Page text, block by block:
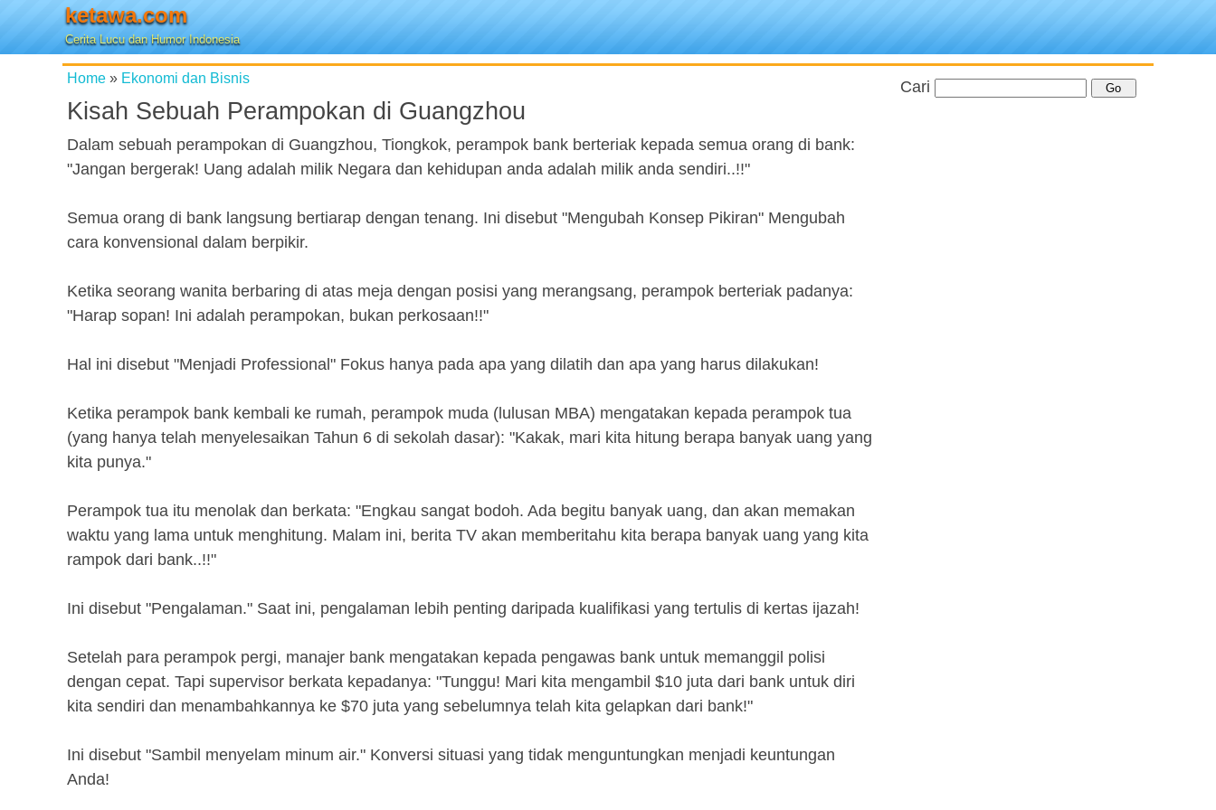
ketawa.com
Cerita Lucu dan Humor Indonesia
Home » Ekonomi dan Bisnis
Kisah Sebuah Perampokan di Guangzhou
Dalam sebuah perampokan di Guangzhou, Tiongkok, perampok bank berteriak kepada semua orang di bank:
"Jangan bergerak! Uang adalah milik Negara dan kehidupan anda adalah milik anda sendiri..!!"
Semua orang di bank langsung bertiarap dengan tenang. Ini disebut "Mengubah Konsep Pikiran" Mengubah
cara konvensional dalam berpikir.
Ketika seorang wanita berbaring di atas meja dengan posisi yang merangsang, perampok berteriak padanya:
"Harap sopan! Ini adalah perampokan, bukan perkosaan!!"
Hal ini disebut "Menjadi Professional" Fokus hanya pada apa yang dilatih dan apa yang harus dilakukan!
Ketika perampok bank kembali ke rumah, perampok muda (lulusan MBA) mengatakan kepada perampok tua
(yang hanya telah menyelesaikan Tahun 6 di sekolah dasar): "Kakak, mari kita hitung berapa banyak uang yang
kita punya."
Perampok tua itu menolak dan berkata: "Engkau sangat bodoh. Ada begitu banyak uang, dan akan memakan
waktu yang lama untuk menghitung. Malam ini, berita TV akan memberitahu kita berapa banyak uang yang kita
rampok dari bank..!!"
Ini disebut "Pengalaman." Saat ini, pengalaman lebih penting daripada kualifikasi yang tertulis di kertas ijazah!
Setelah para perampok pergi, manajer bank mengatakan kepada pengawas bank untuk memanggil polisi
dengan cepat. Tapi supervisor berkata kepadanya: "Tunggu! Mari kita mengambil $10 juta dari bank untuk diri
kita sendiri dan menambahkannya ke $70 juta yang sebelumnya telah kita gelapkan dari bank!"
Ini disebut "Sambil menyelam minum air." Konversi situasi yang tidak menguntungkan menjadi keuntungan
Anda!
Cari